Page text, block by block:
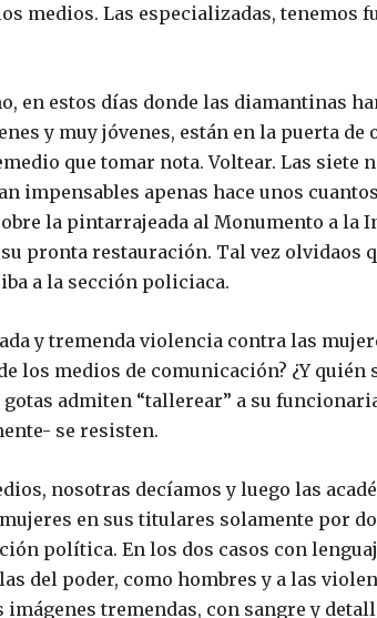
medios. Las especializadas, tenemos
en estos días donde las diamantinas
y muy jóvenes, están en la puerta de
que tomar nota. Voltear. Las siete
impensables apenas hace unos
la pintarrajeada al Monumento a la
pronta restauración. Tal vez olvidaos
a la sección policiaca.
y tremenda violencia contra las
los medios de comunicación? ¿Y quién
admiten “tallerear” a su
se resisten.
nosotras decíamos y luego las
en sus titulares solamente por
política. En los dos casos con
del poder, como hombres y a las
tremendas, con sangre y